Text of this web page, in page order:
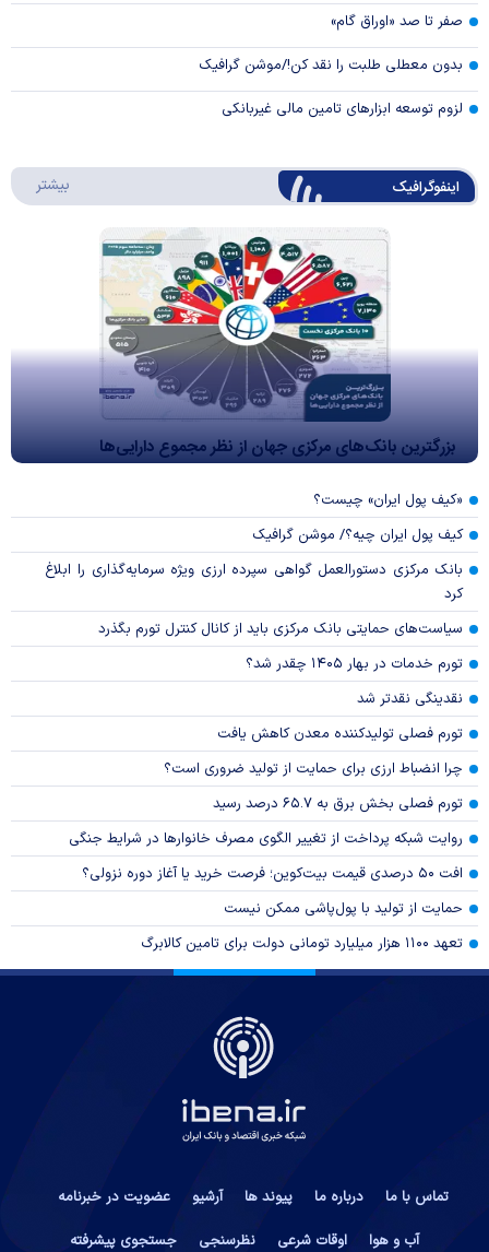
صفر تا صد «اوراق گام»
بدون معطلی طلبت را نقد کن!/موشن گرافیک
لزوم توسعه ابزارهای تامین مالی غیربانکی
اینفوگرافیک بیشتر
بزرگترین بانک‌های مرکزی جهان از نظر مجموع دارایی‌ها
«کیف پول ایران» چیست؟
کیف پول ایران چیه؟/ موشن گرافیک
بانک مرکزی دستورالعمل گواهی سپرده ارزی ویژه سرمایه‌گذاری را ابلاغ
کرد
سیاست‌های حمایتی بانک مرکزی باید از کانال کنترل تورم بگذرد
تورم خدمات در بهار ۱۴۰۵ چقدر شد؟
نقدینگی نقدتر شد
تورم فصلی تولیدکننده معدن کاهش یافت
چرا انضباط ارزی برای حمایت از تولید ضروری است؟
تورم فصلی بخش برق به ۶۵.۷ درصد رسید
روایت شبکه پرداخت از تغییر الگوی مصرف خانوار‌ها در شرایط جنگی
افت ۵۰ درصدی قیمت بیت‌کوین؛ فرصت خرید یا آغاز دوره نزولی؟
حمایت از تولید با پول‌پاشی ممکن نیست
تعهد ۱۱۰۰ هزار میلیارد تومانی دولت برای تامین کالابرگ
تماس با ما درباره ما پیوند ها آرشیو
عضویت در خبرنامه
آب و هوا
اوقات شرعی نظرسنجی جستجوی پیشرفته